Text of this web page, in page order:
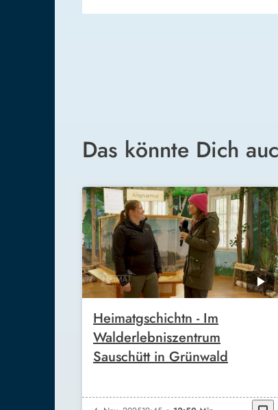
Das könnte Dich
Heimatgschichtn - Im
Walderlebniszentrum
Sauschütt in Grünwald